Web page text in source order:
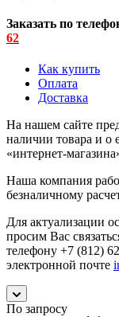
Заказать по
62
Как купить
Оплата
Доставка
На нашем сайте
наличии товара и о
«интернет-
Наша компания
безналичному
Для актуализации
просим Вас
телефону +7 (812)
электронной почте
По запросу